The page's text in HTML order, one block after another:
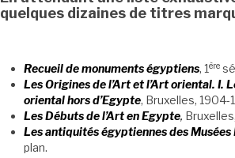
quelques dizaines de titres
Recueil de monuments égyptiens, 1ère
Les Origines de l’Art et l’Art oriental. I.
oriental hors d’Egypte, Bruxelles, 1904-
Les Débuts de l’Art en Egypte,
Les antiquités égyptiennes des
plan.